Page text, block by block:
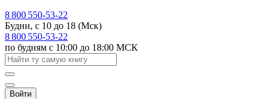
8 800 550-53-22
Будни, с 10 до 18 (Мск)
8 800 550-53-22
по будням с 10:00 до 18:00 МСК
Войти